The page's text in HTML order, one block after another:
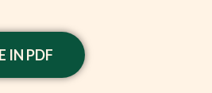
IN PDF